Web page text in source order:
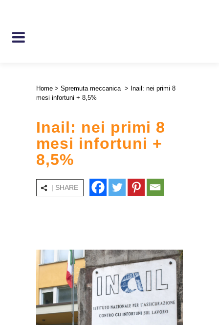
Home > Spremuta meccanica > Inail: nei primi 8
mesi infortuni + 8,5%
Inail: nei primi 8
mesi infortuni +
8,5%
| SHARE